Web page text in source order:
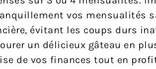
vos mensualités
évitant les coups durs
un délicieux gâteau en
de vos finances tout en